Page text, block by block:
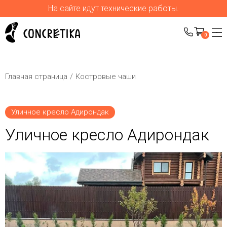
На сайте идут технические работы.
0
Главная страница Костровые чаши
Уличное кресло Адирондак
Уличное кресло Адирондак